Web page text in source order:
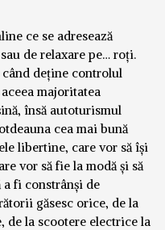
ce se adresează
de relaxare pe… roți.
deține controlul
majoritatea
însă autoturismul
cea mai bună
libertine, care vor să își
vor să fie la modă și să
fi constrânși de
găsesc orice, de la
la scootere electrice la